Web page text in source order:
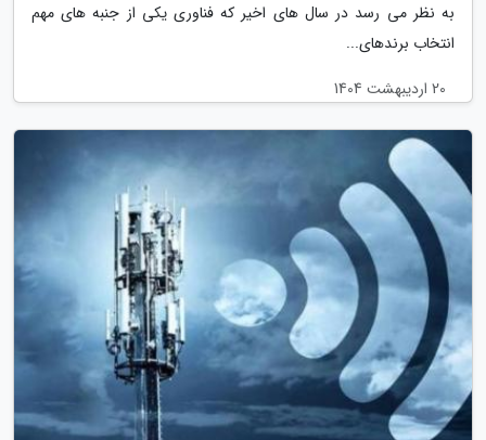
به نظر می رسد در سال های اخیر که فناوری یکی از جنبه های مهم
انتخاب برندهای...
20 اردیبهشت 1404